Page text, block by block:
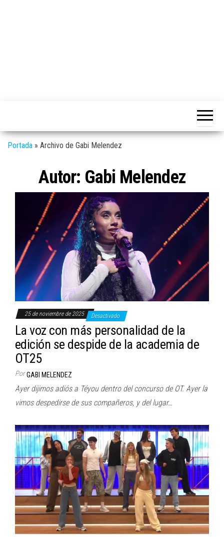
el
deporte y
Portada » Archivo de Gabi Melendez
Autor: Gabi Melendez
25 de noviembre de 2025 Desactivado
La voz con más personalidad de la
edición se despide de la academia de
OT25
Por GABI MELENDEZ
Ayer dijimos adiós a Téyou dentro del concurso de OT. Ayer la
vimos despedirse de sus compañeros, y del lugar…